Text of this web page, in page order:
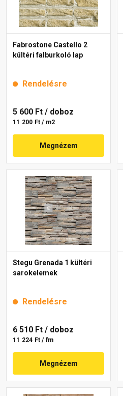
Fabrostone Castello 2
kültéri falburkoló lap
Rendelésre
5 600 Ft / doboz
11 200 Ft / m2
Megnézem
Stegu Grenada 1 kültéri
sarokelemek
Rendelésre
6 510 Ft / doboz
11 224 Ft / fm
Megnézem